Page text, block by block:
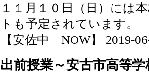
１１月１０日（日）には
トも予定されています。
【安佐中 NOW】 2019-
出前授業～安古市高等学